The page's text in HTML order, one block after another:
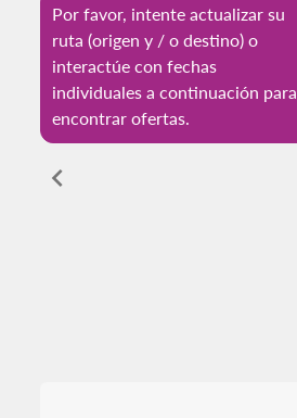
Por favor, intente actualizar su
ruta (origen y / o destino) o
interactúe con fechas
individuales a continuación para
encontrar ofertas.
chevron_left